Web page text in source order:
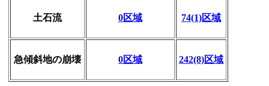
土石流 0区域 74(1)区域
急傾斜地の崩壊 0区域 242(8)区域